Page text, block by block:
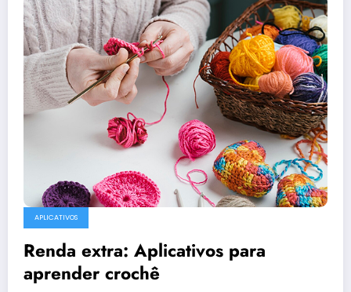
APLICATIVOS
Renda extra: Aplicativos para
aprender crochê